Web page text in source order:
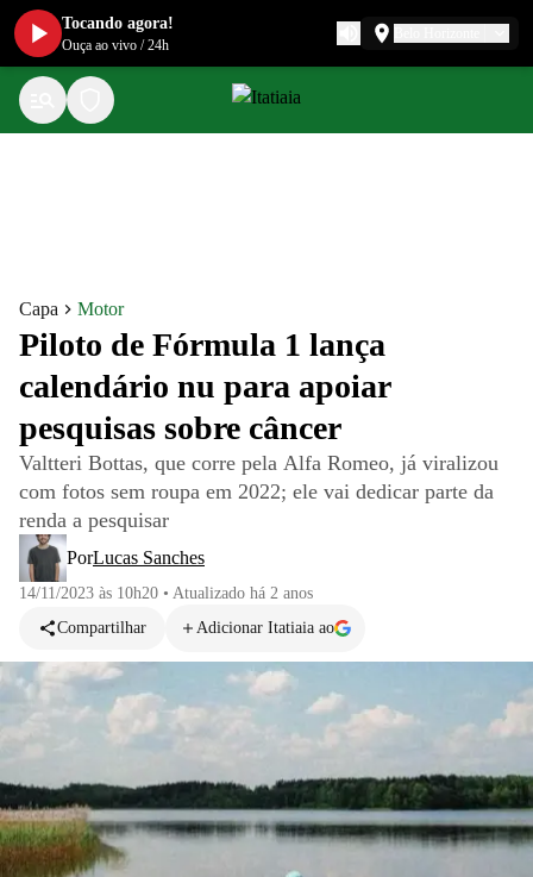
Capa Motor
Piloto de Fórmula 1 lança
calendário nu para apoiar
pesquisas sobre câncer
Valtteri Bottas, que corre pela Alfa Romeo, já viralizou
com fotos sem roupa em 2022; ele vai dedicar parte da
renda a pesquisar
PorLucas Sanches
14/11/2023 às 10h20 • Atualizado há 2 anos
Compartilhar
Adicionar Itatiaia ao
Tocando agora!
Ouça ao vivo /24h